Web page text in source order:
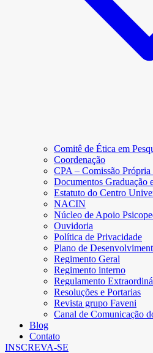
Comitê de Ética em
Coordenação
CPA – Comissão
Documentos Graduação
Estatuto do Centro
NACIN
Núcleo de Apoio
Ouvidoria
Política de Privacidade
Plano de
Regimento Geral
Regimento interno
Regulamento
Resoluções e Portarias
Revista grupo Faveni
Canal de Comunicação
Blog
Contato
INSCREVA-SE